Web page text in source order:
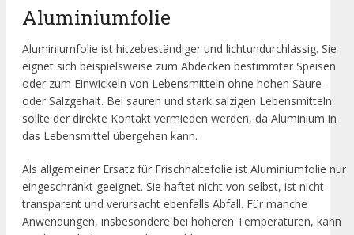
Aluminiumfolie
Aluminiumfolie ist hitzebeständiger und lichtundurchlässig. Sie
eignet sich beispielsweise zum Abdecken bestimmter Speisen
oder zum Einwickeln von Lebensmitteln ohne hohen Säure-
oder Salzgehalt. Bei sauren und stark salzigen Lebensmitteln
sollte der direkte Kontakt vermieden werden, da Aluminium in
das Lebensmittel übergehen kann.
Als allgemeiner Ersatz für Frischhaltefolie ist Aluminiumfolie nur
eingeschränkt geeignet. Sie haftet nicht von selbst, ist nicht
transparent und verursacht ebenfalls Abfall. Für manche
Anwendungen, insbesondere bei höheren Temperaturen, kann